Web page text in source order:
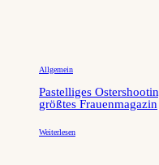
Allgemein
Pastelliges
größtes Frauenmagazin
Weiterlesen